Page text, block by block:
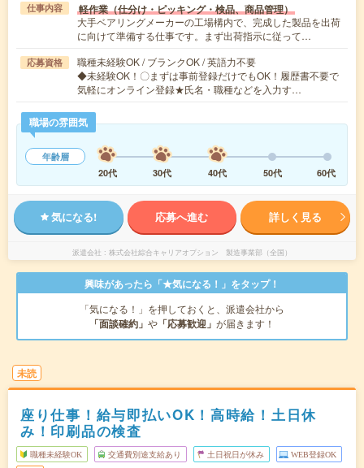
仕事内容 軽作業（仕分け・ピッキング・検品、商品管理）
大手ベアリングメーカーの工場構内で、完成した製品を出荷
に向けて準備する仕事です。まず出荷指示に従って…
応募資格
職種未経験OK / ブランクOK / 英語力不要
◆未経験OK！〇まずは事前登録だけでもOK！履歴書不要で
気軽にオンライン登録★氏名・職種などを入力す…
職場の雰囲気
年齢層
20代
30代 40代 50代 60代
気になる! 応募へ進む 詳しく見る
派遣会社 株式会社綜合キャリアオプション 製造事業部（全国）
興味があったら「★気になる！」をタップ！
「気になる！」を押しておくと、派遣会社から
「面談確約」 や 「応募歓迎」 が届きます！
未読
座り仕事！給与即払いOK！高時給！土日休
み！印刷品の検査
職種未経験OK 交通費別途支給あり 土日祝日が休み WEB登録OK